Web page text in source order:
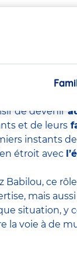
de devenir
et de leurs
instants
étroit avec
Babilou, ce
, mais
situation, y
la voie à de